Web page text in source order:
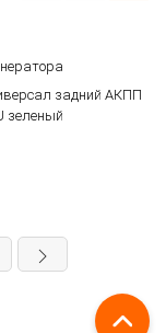
задний АКПП
зеленый